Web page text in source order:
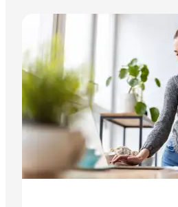
Lire l'article